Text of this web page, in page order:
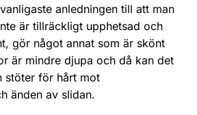
anledningen till att man
är tillräckligt upphetsad och
gör något annat som är skönt
är mindre djupa och då kan det
stöter för hårt mot
änden av slidan.